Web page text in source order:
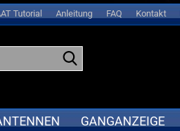
Tutorial Anleitung FAQ Kontakt
GANGANZEIGE